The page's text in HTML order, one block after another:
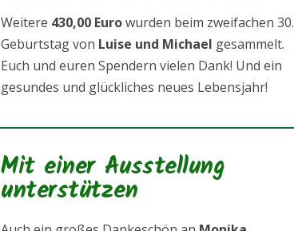
Weitere 430,00 Eurowurden beim zweifachen 30.
Geburtstag von Luise und Michael gesammelt.
Euch und euren Spendern vielen Dank! Und ein
gesundes und glückliches neues Lebensjahr!
Mit einer Ausstellung
unterstützen